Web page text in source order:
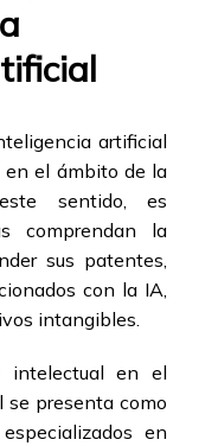
artificial
en el ámbito de la
sentido, es
comprendan la
sus patentes,
con la IA,
intangibles.
intelectual en el
presenta como
en